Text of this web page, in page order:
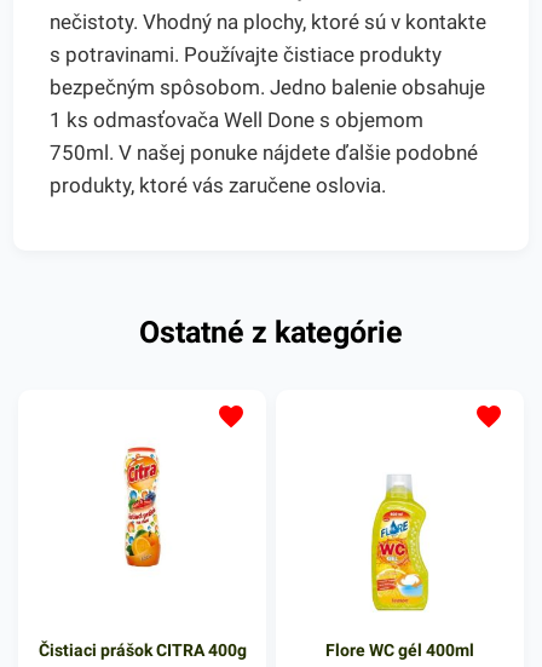
nečistoty. Vhodný na plochy, ktoré sú v kontakte
s potravinami. Používajte čistiace produkty
bezpečným spôsobom. Jedno balenie obsahuje
1 ks odmasťovača Well Done s objemom
750ml. V našej ponuke nájdete ďalšie podobné
produkty, ktoré vás zaručene oslovia.
Ostatné z kategórie
Čistiaci prášok CITRA 400g Flore WC gél 400ml